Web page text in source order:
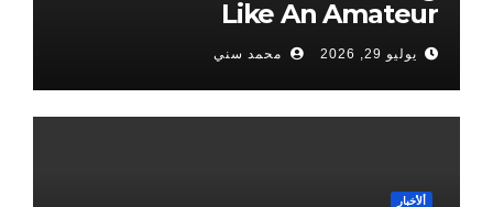
Like An Amateur
يوليو 29, 2026 محمد سني
ألأخبار